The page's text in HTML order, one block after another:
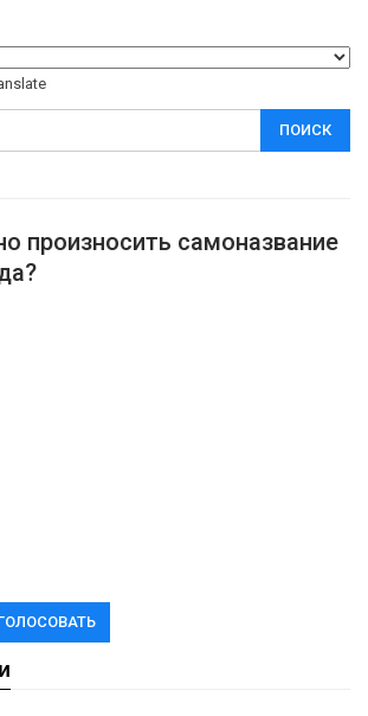
произносить самоназвание